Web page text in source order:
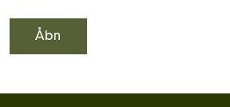
Åbn